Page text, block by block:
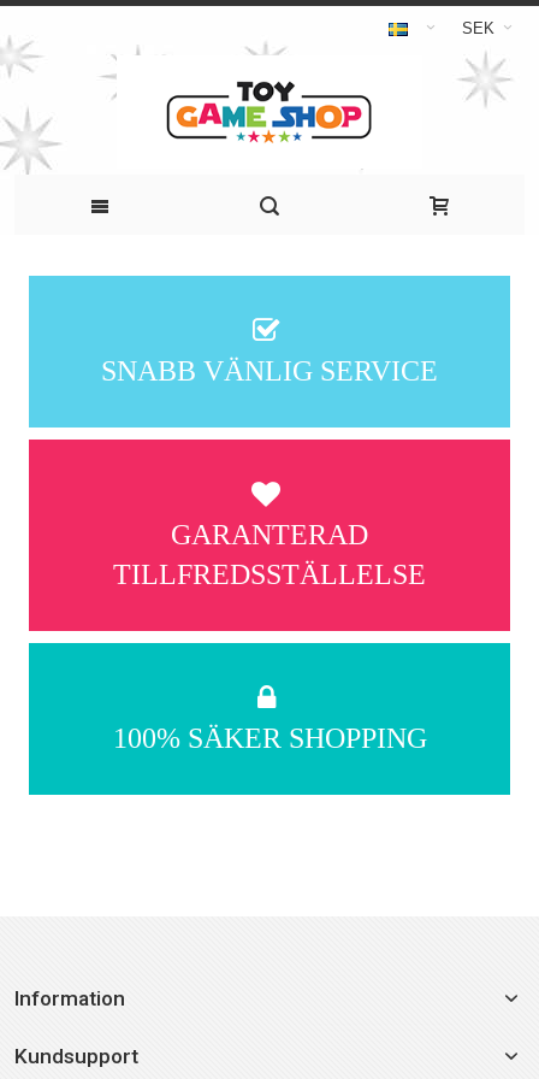
SEK
SNABB VÄNLIG SERVICE
GARANTERAD
TILLFREDSSTÄLLELSE
100% SÄKER SHOPPING
Information
Kundsupport